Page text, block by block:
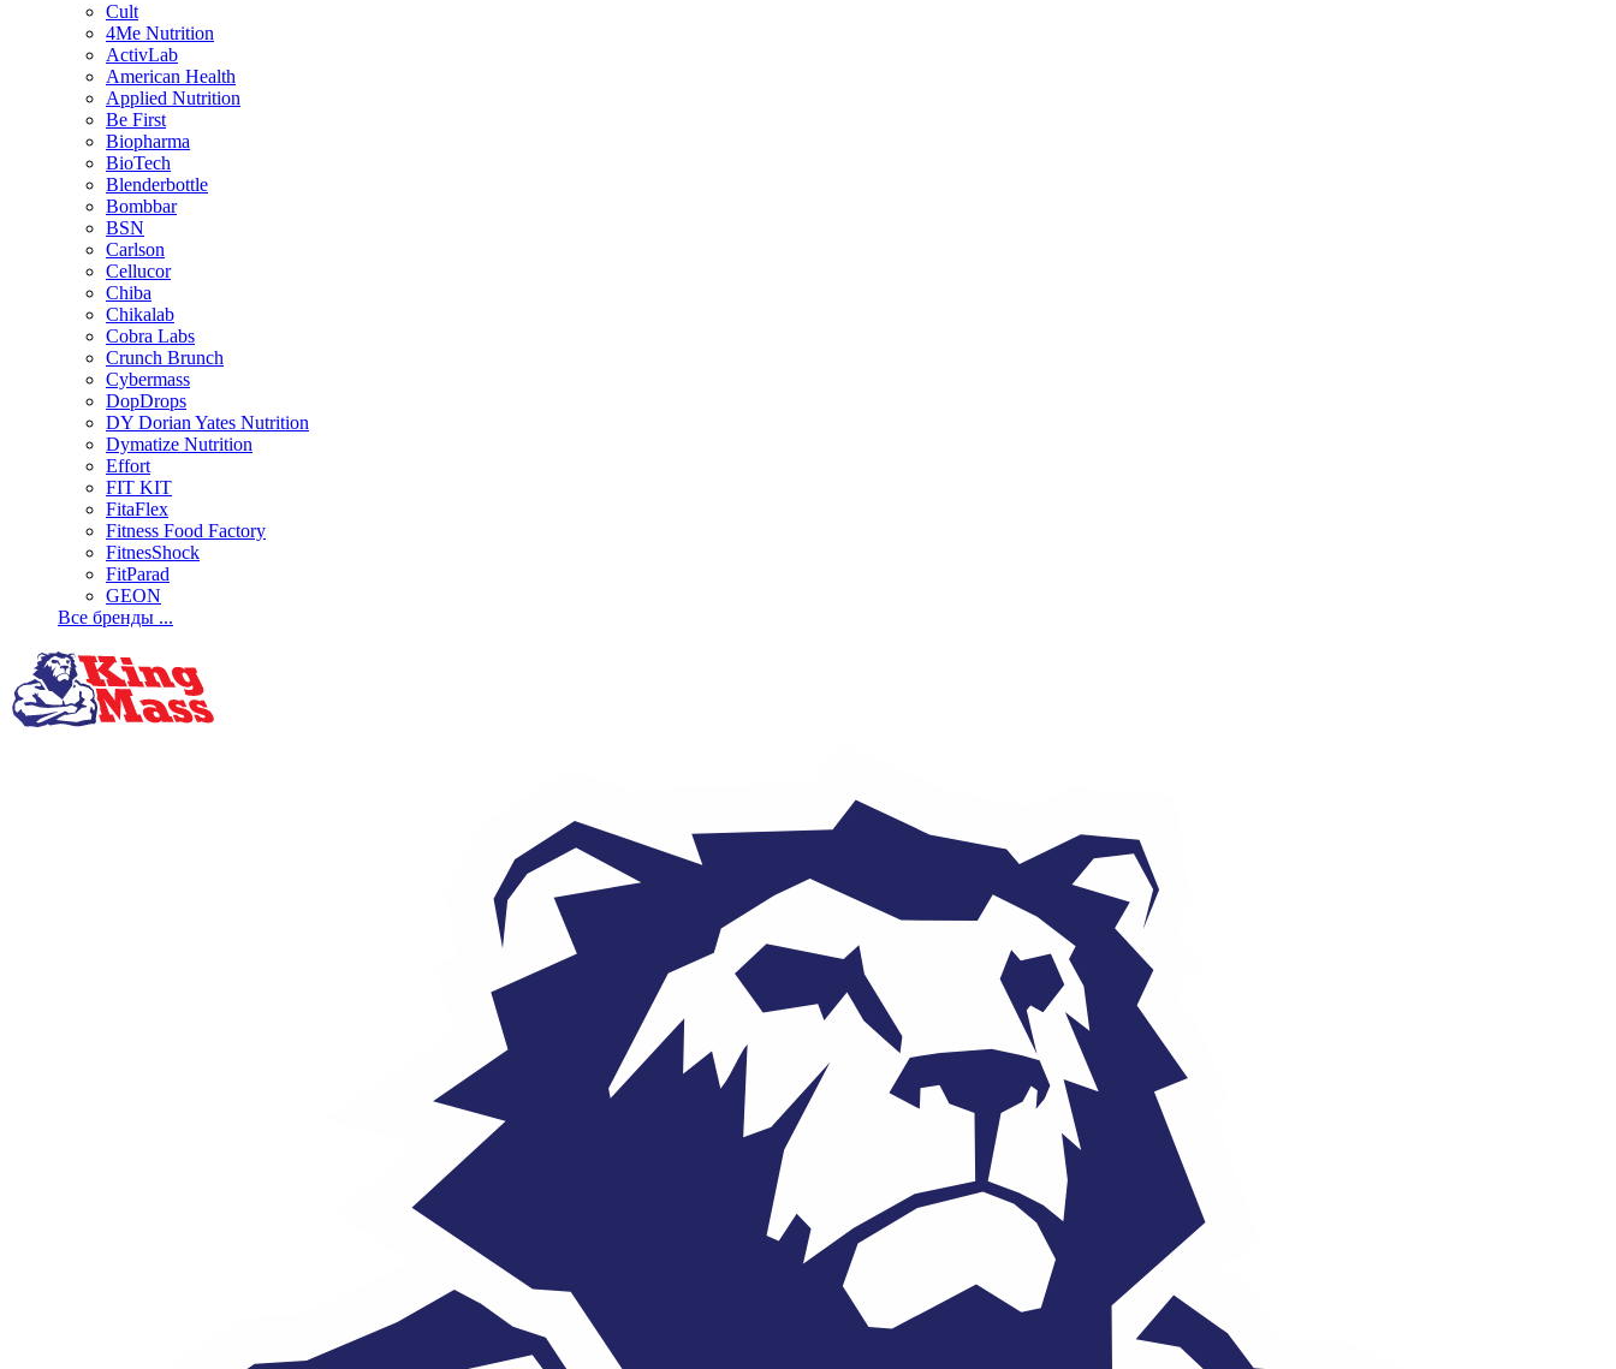
Cult
4Me Nutrition
ActivLab
American Health
Applied Nutrition
Be First
Biopharma
BioTech
Blenderbottle
Bombbar
BSN
Carlson
Cellucor
Chiba
Chikalab
Cobra Labs
Crunch Brunch
Cybermass
DopDrops
DY Dorian Yates Nutrition
Dymatize Nutrition
Effort
FIT KIT
FitaFlex
Fitness Food Factory
FitnesShock
FitParad
GEON
Все бренды ...